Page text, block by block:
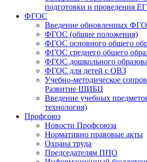
подготовки и проведения
ФГОС
Введение обновленных
ФГОС (общие положения)
ФГОС основного общего
ФГОС среднего общего
ФГОС дошкольного
ФГОС для детей с ОВЗ
Учебно-методическое
Развитие ШИБЦ
Введение учебных
технология)
Профсоюз
Новости Профсоюза
Нормативно правовые акты
Охрана труда
Председателям ППО